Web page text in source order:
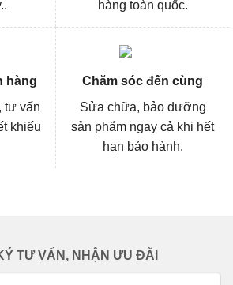
hàng toàn quốc.
hàng
tư vấn
khiếu
Chăm sóc đến cùng
Sửa chữa, bảo dưỡng
sản phẩm ngay cả khi hết
hạn bảo hành.
TƯ VẤN, NHẬN ƯU ĐÃI